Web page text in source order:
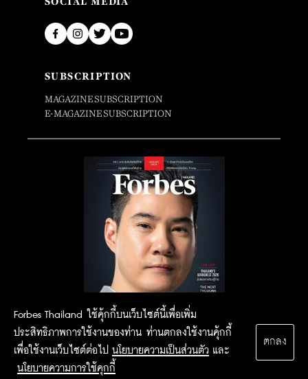
Forbes Thailand ใช้คุ้กกี้บนเว็บไซต์นี้เพื่อเพิ่ม
ประสิทธิภาพการใช้งานของท่าน ท่านตกลงใช้งานคุ้กกี้
เพื่อใช้งานเว็บไซต์ต่อไป นโยบายความเป็นส่วนตัว และ
นโยบายความการใช้คุกกี้
ตกลง
SUBSCRIPTION
MAGAZINE SUBSCRIPTION
E-MAGAZINE SUBSCRIPTION